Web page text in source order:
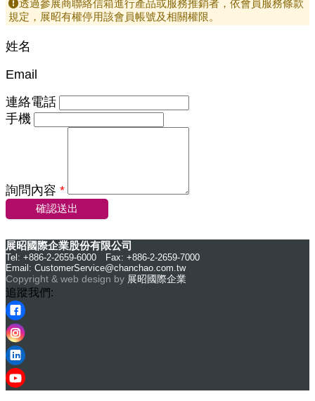
透過參展商聯絡信箱進行產品或服務推銷者，依會員服務條款
規定，展昭有權停用該會員帳號及相關權限。
姓名
Email
連絡電話
手機
詢問內容 *
確認送出
展昭國際企業股份有限公司
Tel: +886-2-2659-6000 Fax: +886-2-2659-7000
Email: CustomerService@chanchao.com.tw
Copyright & web design by 展昭國際企業
追蹤我們: